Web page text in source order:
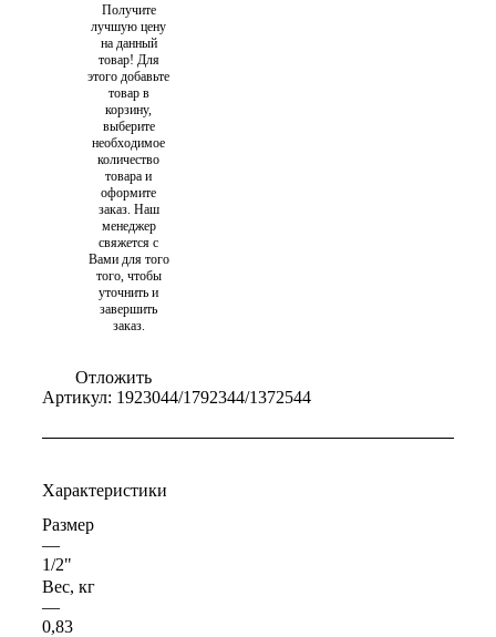
Получите
лучшую цену
на данный
товар! Для
этого добавьте
товар в
корзину,
выберите
необходимое
количество
товара и
оформите
заказ. Наш
менеджер
свяжется с
Вами для того
того, чтобы
уточнить и
завершить
заказ.
Отложить
Артикул: 1923044/1792344/1372544
Характеристики
Размер
—
1/2"
Вес, кг
—
0,83